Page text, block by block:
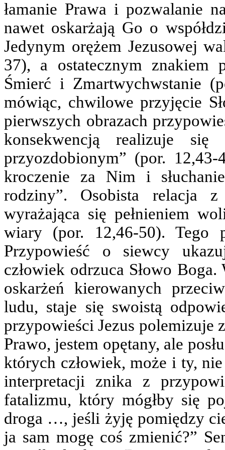
łamanie Prawa i pozwalanie
nawet oskarżają Go o
Jedynym orężem Jezusowej
37), a ostatecznym znakiem
Śmierć i Zmartwychwstanie
mówiąc, chwilowe przyjęcie
pierwszych obrazach
konsekwencją realizuje
przyozdobionym” (por.
kroczenie za Nim i
rodziny”. Osobista relacja
wyrażająca się pełnieniem
wiary (por. 12,46-50). Tego
Przypowieść o siewcy
człowiek odrzuca Słowo Boga.
oskarżeń kierowanych
ludu, staje się swoistą
przypowieści Jezus polemizuje
Prawo, jestem opętany, ale
których człowiek, może i ty,
interpretacji znika z
fatalizmu, który mógłby się
droga …, jeśli żyję pomiędzy
ja sam mogę coś zmienić?”